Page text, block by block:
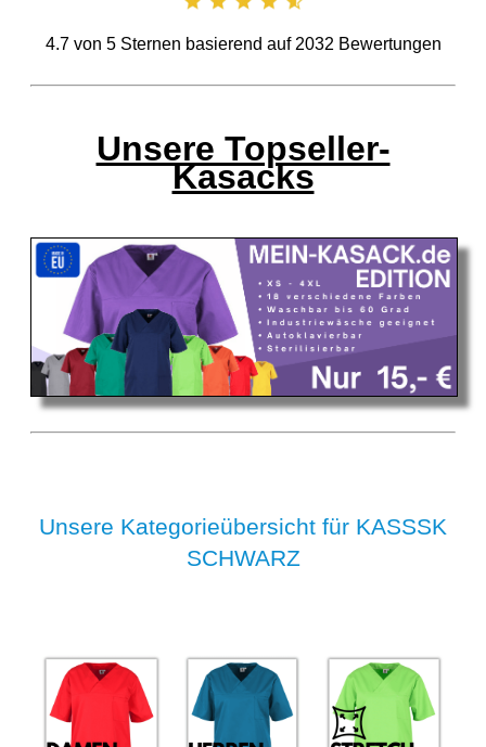
4.7von 5Sternen basierend auf 2032 Bewertungen
Unsere Topseller-
Kasacks
Unsere Kategorieübersicht für KASSSK
SCHWARZ